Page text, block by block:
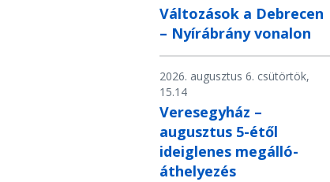
Változások a Debrecen
– Nyírábrány vonalon
2026. augusztus 6. csütörtök,
15.14
Veresegyház –
augusztus 5-étől
ideiglenes megálló-
áthelyezés